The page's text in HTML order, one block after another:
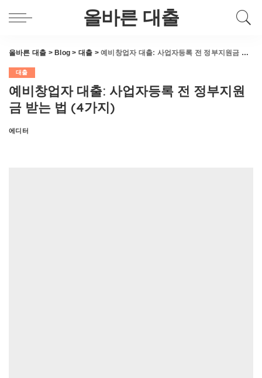
올바른 대출
올바른 대출 > Blog > 대출 >예비창업자 대출: 사업자등록 전 정부지원금 받는 법 (4가지)
대출
예비창업자 대출: 사업자등록 전 정부지원
금 받는 법 (4가지)
Posted
에디터